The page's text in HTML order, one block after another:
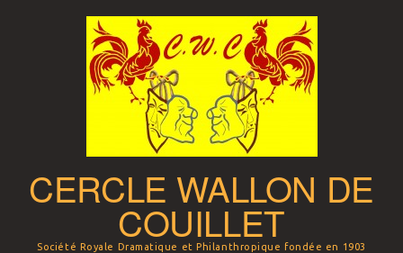
CERCLE WALLON DE
COUILLET
Société Royale Dramatique et Philanthropique fondée en 1903